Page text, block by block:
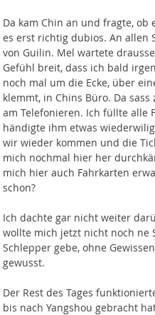
Da kam Chin an und fragte,
es erst richtig dubios. An allen
von Guilin. Mel wartete
Gefühl breit, dass ich bald
noch mal um die Ecke, über
klemmt, in Chins Büro. Da
am Telefonieren. Ich füllte alle
händigte ihm etwas
wir wieder kommen und die
mich nochmal hier her
mich hier auch Fahrkarten
schon?
Ich dachte gar nicht weiter
wollte mich jetzt nicht noch ne
Schlepper gebe, ohne
gewusst.
Der Rest des Tages
bis nach Yangshou gebracht